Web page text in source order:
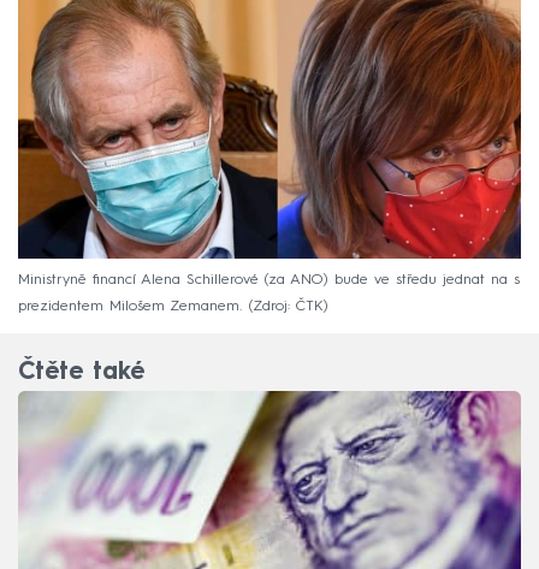
Ministryně financí Alena Schillerové (za ANO) bude ve středu jednat na s
prezidentem Milošem Zemanem.
Zdroj: ČTK
Čtěte také